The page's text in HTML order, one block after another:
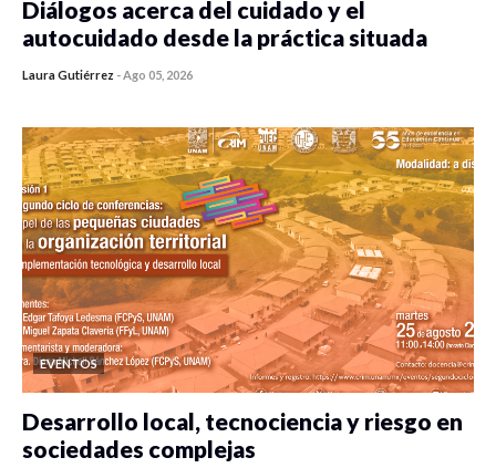
Diálogos acerca del cuidado y el
autocuidado desde la práctica situada
Laura Gutiérrez -Ago 05, 2026
EVENTOS
Desarrollo local, tecnociencia y riesgo en
sociedades complejas